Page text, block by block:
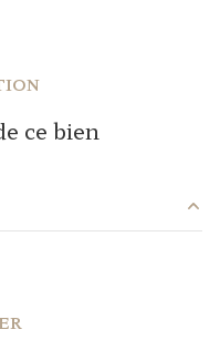
ce bien